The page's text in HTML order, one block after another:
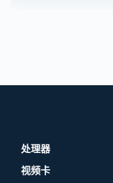
处理器
视频卡